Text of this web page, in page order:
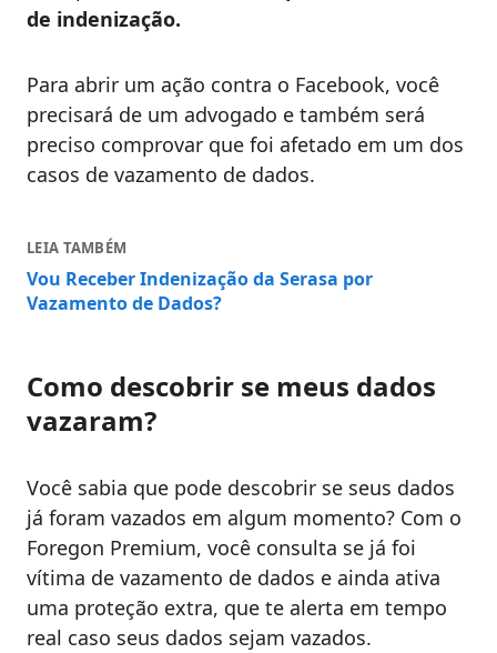
de indenização.
Para abrir um ação contra o Facebook, você
precisará de um advogado e também será
preciso comprovar que foi afetado em um dos
casos de vazamento de dados.
LEIA TAMBÉM
Vou Receber Indenização da Serasa por
Vazamento de Dados?
Como descobrir se meus dados
vazaram?
Você sabia que pode descobrir se seus dados
já foram vazados em algum momento? Com o
Foregon Premium, você consulta se já foi
vítima de vazamento de dados e ainda ativa
uma proteção extra, que te alerta em tempo
real caso seus dados sejam vazados.